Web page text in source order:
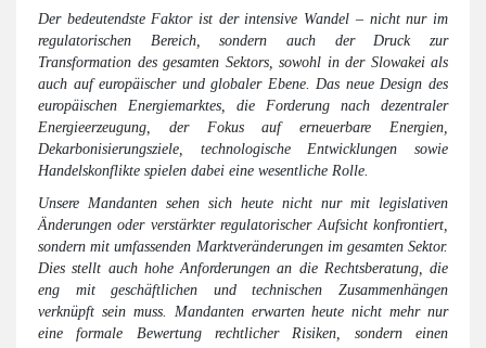
Der bedeutendste Faktor ist der intensive Wandel – nicht nur im
regulatorischen Bereich, sondern auch der Druck zur
Transformation des gesamten Sektors, sowohl in der Slowakei als
auch auf europäischer und globaler Ebene. Das neue Design des
europäischen Energiemarktes, die Forderung nach dezentraler
Energieerzeugung, der Fokus auf erneuerbare Energien,
Dekarbonisierungsziele, technologische Entwicklungen sowie
Handelskonflikte spielen dabei eine wesentliche Rolle.
Unsere Mandanten sehen sich heute nicht nur mit legislativen
Änderungen oder verstärkter regulatorischer Aufsicht konfrontiert,
sondern mit umfassenden Marktveränderungen im gesamten Sektor.
Dies stellt auch hohe Anforderungen an die Rechtsberatung, die
eng mit geschäftlichen und technischen Zusammenhängen
verknüpft sein muss. Mandanten erwarten heute nicht mehr nur
eine formale Bewertung rechtlicher Risiken, sondern einen